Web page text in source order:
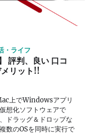
・ライフ
評判、良い 口コ
リット!!
上でWindowsアプリ
想化ソフトウェアで
ドラッグ＆ドロップな
数のOSを同時に実行で